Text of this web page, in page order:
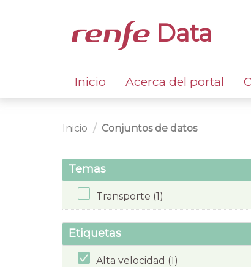
Data
Inicio Acerca del portal
Inicio Conjuntos de datos
Temas
Transporte (1)
Etiquetas
Alta velocidad (1)